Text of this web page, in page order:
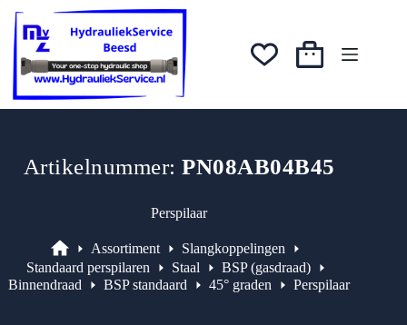
naar
inhoud
was:
€7,74.
€6,19.
Winkelwagen
Artikelnummer:PN08AB04B45
Perspilaar
Assortiment
Assortiment
Slangkoppelingen
Standaard perspilaren
Staal
BSP (gasdraad)
Binnendraad
BSP standaard 45° graden Perspilaar